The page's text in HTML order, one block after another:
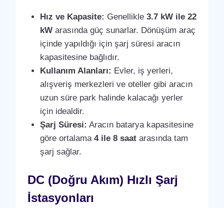
Hız ve Kapasite: Genellikle3.7 kW ile 22
kW arasında güç sunarlar. Dönüşüm araç
içinde yapıldığı için şarj süresi aracın
kapasitesine bağlıdır.
Kullanım Alanları: Evler, iş yerleri,
alışveriş merkezleri ve oteller gibi aracın
uzun süre park halinde kalacağı yerler
için idealdir.
Şarj Süresi: Aracın batarya kapasitesine
göre ortalama4 ile 8 saat arasında tam
şarj sağlar.
DC (Doğru Akım) Hızlı Şarj
İstasyonları